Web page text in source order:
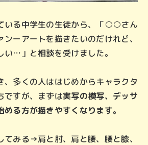
いる中学生の生徒から、「○○さん
ーアートを描きたいのだけれど、
い…」と相談を受けました。
、多くの人ははじめからキャラクタ
ですが、まずは実写の模写、デッサ
る方が描きやすくなります。
てみる→肩と肘、肩と腰、腰と膝、